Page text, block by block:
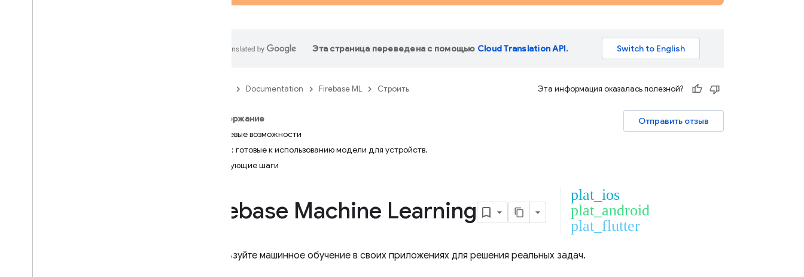
Эта страница переведена с помощью Cloud Translation API.
Documentation Firebase ML Строить Эта информация оказалась полезной?
Отправить отзыв
Содержание
Ключевые возможности
ML Kit: готовые к использованию модели для устройств.
Следующие шаги
Firebase Machine Learning
plat_ios
plat_android
plat_flutter
Используйте машинное обучение в своих приложениях для решения реальных задач.